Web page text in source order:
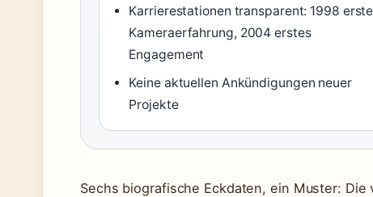
Karrierestationen transparent: 1998 erste
Kameraerfahrung, 2004 erstes
Engagement
Keine aktuellen Ankündigungen neuer
Projekte
Sechs biografische Eckdaten, ein Muster: